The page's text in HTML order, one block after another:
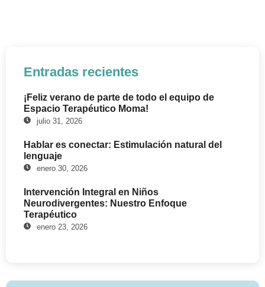
Entradas recientes
¡Feliz verano de parte de todo el equipo de
Espacio Terapéutico Moma!
julio 31, 2026
Hablar es conectar: Estimulación natural del
lenguaje
enero 30, 2026
Intervención Integral en Niños
Neurodivergentes: Nuestro Enfoque
Terapéutico
enero 23, 2026